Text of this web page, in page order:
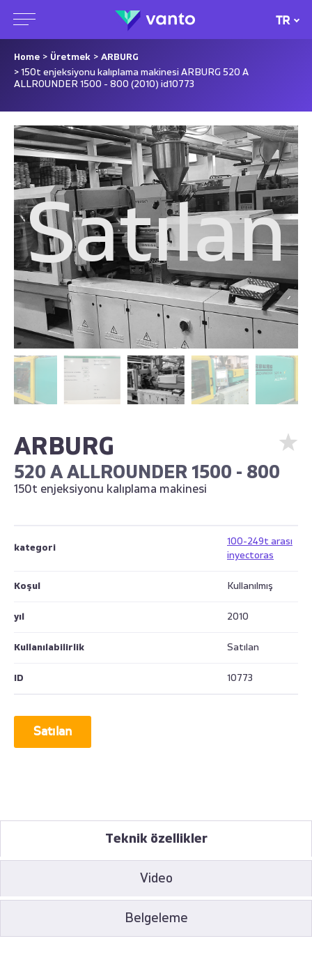
TR
Home > Üretmek > ARBURG
> 150t enjeksiyonu kalıplama makinesi ARBURG 520 A
ALLROUNDER 1500 - 800 (2010) id10773
Satılan
ARBURG
520 A ALLROUNDER 1500 - 800
150t enjeksiyonu kalıplama makinesi
kategori
100-249t arası
inyectoras
Koşul Kullanılmış
yıl 2010
Kullanılabilirlik Satılan
ID 10773
Satılan
Teknik özellikler
Video
Belgeleme